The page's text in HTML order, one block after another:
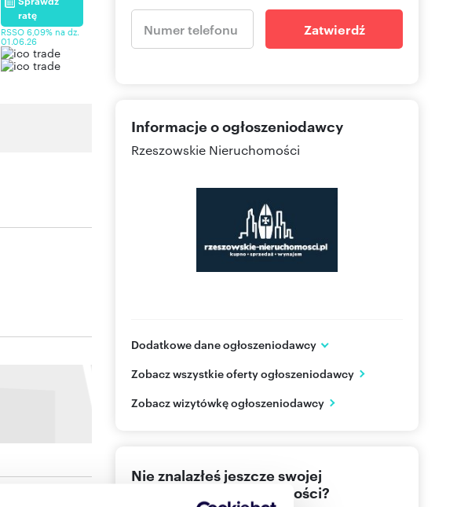
ratę
RSSO 6,09% na dz.
01.06.26
Zatwierdź
Informacje o ogłoszeniodawcy
Rzeszowskie Nieruchomości
Dodatkowe dane ogłoszeniodawcy
Rzeszów
PL
Zobacz wszystkie oferty ogłoszeniodawcy
Zobacz wizytówkę ogłoszeniodawcy
Nie znalazłeś jeszcze swojej
wymarzonej nieruchomości?